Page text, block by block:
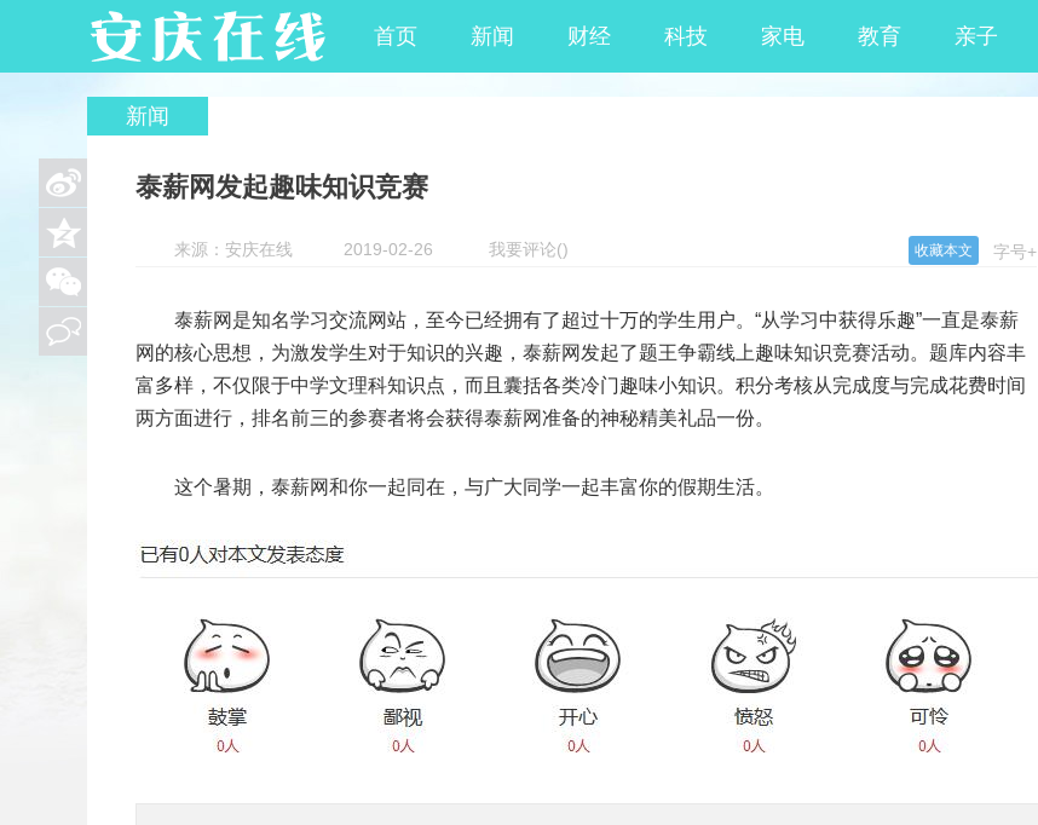
首页 新闻 财经 科技 家电 教育 亲子
新闻
泰薪网发起趣味知识竞赛
字号+
来源：安庆在线 2019-02-26 我要评论() 收藏本文
泰薪网是知名学习交流网站，至今已经拥有了超过十万的学生用户。“从学习中获得乐趣”一直是泰薪
网的核心思想，为激发学生对于知识的兴趣，泰薪网发起了题王争霸线上趣味知识竞赛活动。题库内容丰
富多样，不仅限于中学文理科知识点，而且囊括各类冷门趣味小知识。积分考核从完成度与完成花费时间
两方面进行，排名前三的参赛者将会获得泰薪网准备的神秘精美礼品一份。
这个暑期，泰薪网和你一起同在，与广大同学一起丰富你的假期生活。